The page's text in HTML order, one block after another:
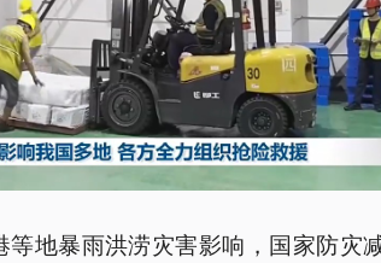
等地暴雨洪涝灾害影响，国家防灾